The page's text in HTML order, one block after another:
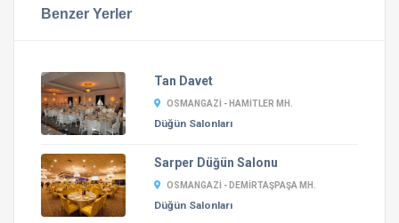
Benzer Yerler
Tan Davet
OSMANGAZI - HAMITLER MH.
Düğün Salonları
Sarper Düğün Salonu
OSMANGAZI - DEMIRTAŞPAŞA MH.
Düğün Salonları